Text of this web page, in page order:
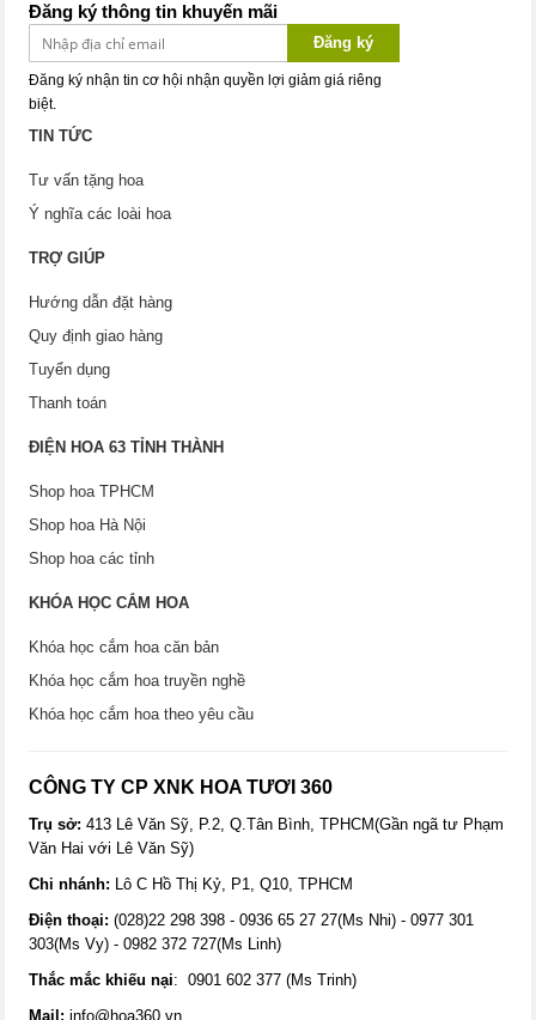
Đăng ký thông tin khuyến mãi
Đăng ký
Đăng ký nhận tin cơ hội nhận quyền lợi giảm giá riêng
biệt.
TIN TỨC
Tư vấn tặng hoa
Ý nghĩa các loài hoa
TRỢ GIÚP
Hướng dẫn đặt hàng
Quy định giao hàng
Tuyển dụng
Thanh toán
ĐIỆN HOA 63 TỈNH THÀNH
Shop hoa TPHCM
Shop hoa Hà Nội
Shop hoa các tỉnh
KHÓA HỌC CẮM HOA
Khóa học cắm hoa căn bản
Khóa học cắm hoa truyền nghề
Khóa học cắm hoa theo yêu cầu
CÔNG TY CP XNK HOA TƯƠI 360
Trụ sở:413 Lê Văn Sỹ, P.2, Q.Tân Bình, TPHCM(Gần ngã tư Phạm
Văn Hai với Lê Văn Sỹ)
Chi nhánh: Lô C Hồ Thị Kỷ, P1, Q10, TPHCM
Điện thoại: (028)22 298 398 - 0936 65 27 27(Ms Nhi) - 0977 301
303(Ms Vy) - 0982 372 727(Ms Linh)
Thắc mắc khiếu nại: 0901 602 377 (Ms Trinh)
Mail: info@hoa360.vn